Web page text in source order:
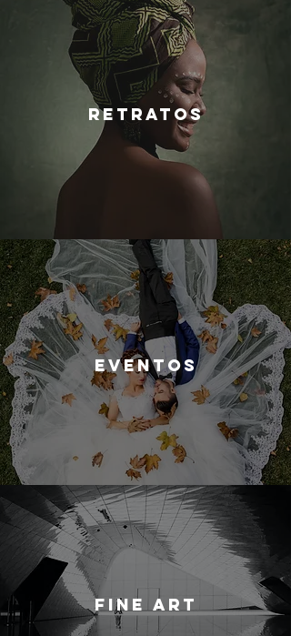
RETRATOS
EVENTOS
FINE ART